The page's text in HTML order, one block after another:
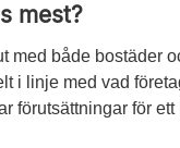
mest?
med både bostäder
i linje med vad
förutsättningar för ett